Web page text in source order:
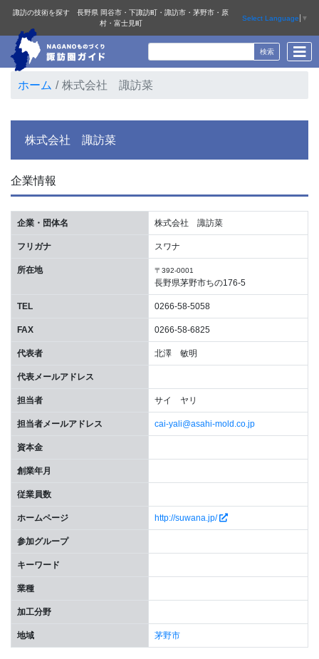
諏訪の技術を探す 長野県 岡谷市・下諏訪町・諏訪市・茅野市・原
村・富士見町
Select Language ▼
ホーム 株式会社 諏訪菜
株式会社 諏訪菜
企業情報
企業・団体名 株式会社 諏訪菜
フリガナ スワナ
所在地 〒392-0001
長野県茅野市ちの176-5
TEL 0266-58-5058
FAX 0266-58-6825
代表者 北澤 敏明
代表メールアドレス
担当者 サイ ヤリ
担当者メールアドレス cai-yali@asahi-mold.co.jp
資本金
創業年月
従業員数
ホームページ http://suwana.jp/
参加グループ
キーワード
業種
加工分野
地域 茅野市